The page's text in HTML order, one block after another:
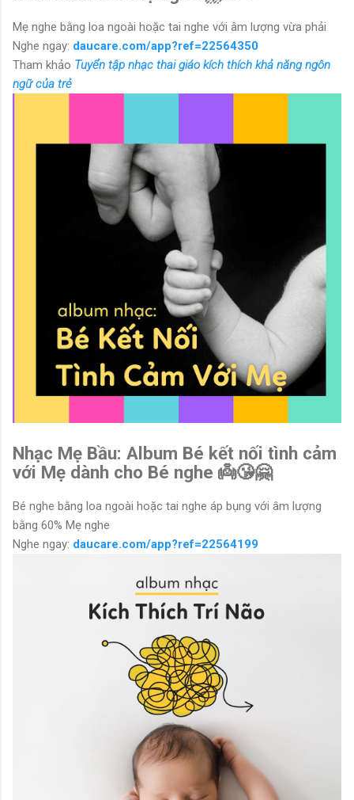
Mẹ nghe bằng loa ngoài hoặc tai nghe với âm lượng vừa phải
Nghe ngay: daucare.com/app?ref=22564350
Tham khảo Tuyển tập nhạc thai giáo kích thích khả năng ngôn
ngữ của trẻ
Nhạc Mẹ Bầu: Album Bé kết nối tình cảm
với Mẹ dành cho Bé nghe 👼😘🤗
Bé nghe bằng loa ngoài hoặc tai nghe áp bụng với âm lượng
bằng 60% Mẹ nghe
Nghe ngay: daucare.com/app?ref=22564199